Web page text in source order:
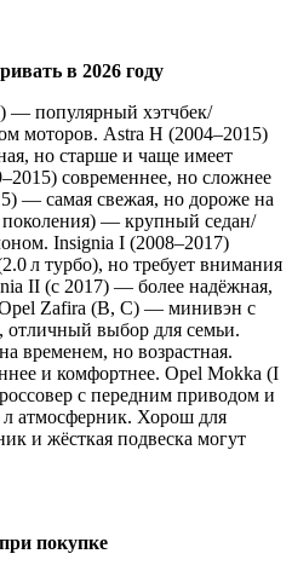
в 2026 году
— популярный хэтчбек/
моторов. Astra H (2004–2015)
но старше и чаще имеет
современнее, но сложнее
— самая свежая, но дороже на
— крупный седан/
Insignia I (2008–2017)
л турбо), но требует внимания
II (с 2017) — более надёжная,
Opel Zafira (B, C) — минивэн с
выбор для семьи.
временем, но возрастная.
и комфортнее. Opel Mokka (I
с передним приводом и
атмосферник. Хорош для
и жёсткая подвеска могут
покупке